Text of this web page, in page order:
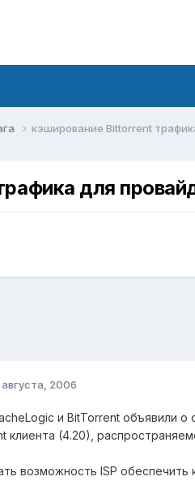
кэширование Bittorrent
для
2006
и BitTorrent объявили
клиента (4.20),
возможность ISP